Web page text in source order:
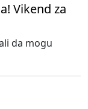
Vikend za
da mogu